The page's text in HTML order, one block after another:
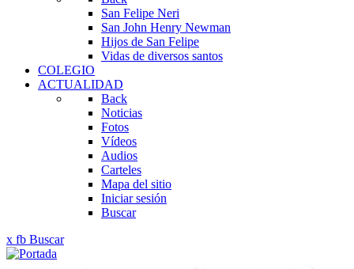
San Felipe Neri
San John Henry Newman
Hijos de San Felipe
Vidas de diversos santos
COLEGIO
ACTUALIDAD
Back
Noticias
Fotos
Vídeos
Audios
Carteles
Mapa del sitio
Iniciar sesión
Buscar
x fb Buscar